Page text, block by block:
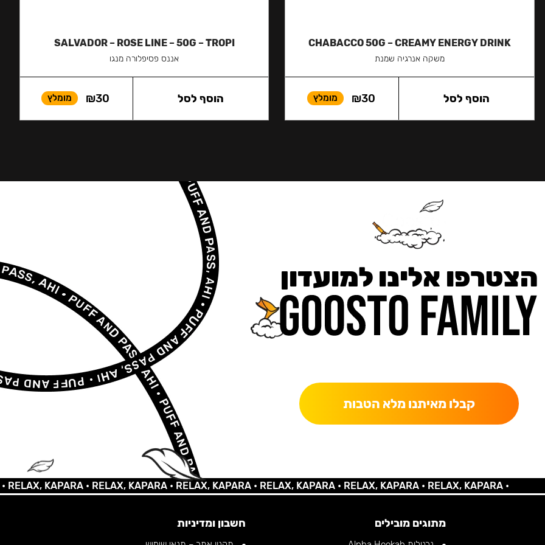
CHABACCO 50G – CREAMY ENERGY DRINK
משקה אנרגיה שמנת
₪30 מומלץ הוסף לסל
SALVADOR – ROSE LINE – 50G – TROPI
אננס פסיפלורה מנגו
₪30 מומלץ הוסף לסל
הצטרפו אלינו למועדון
קבלו מאיתנו מלא הטבות
KAPARA •RELAX, KAPARA •RELAX, KAPARA •RELAX, KAPARA •RELAX, KAPARA •RELAX, KAPARA •
מתוגים מובילים חשבון ומדיניות